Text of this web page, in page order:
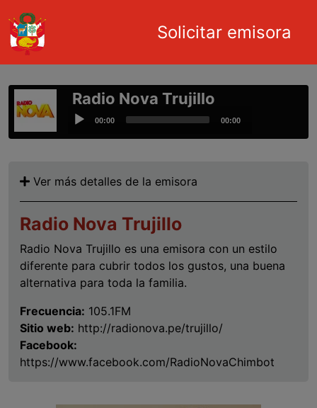
Pasar al contenido principal
Main navigation
Solicitar emisora
Radio Nova Trujillo
Audio00:00 00:00
Ver más detalles de la emisora
Radio Nova Trujillo
Radio Nova Trujillo es una emisora con un estilo
diferente para cubrir todos los gustos, una buena
alternativa para toda la familia.
Frecuencia: 105.1FM
Sitio web: http://radionova.pe/trujillo/
Facebook:
https://www.facebook.com/RadioNovaChimbot